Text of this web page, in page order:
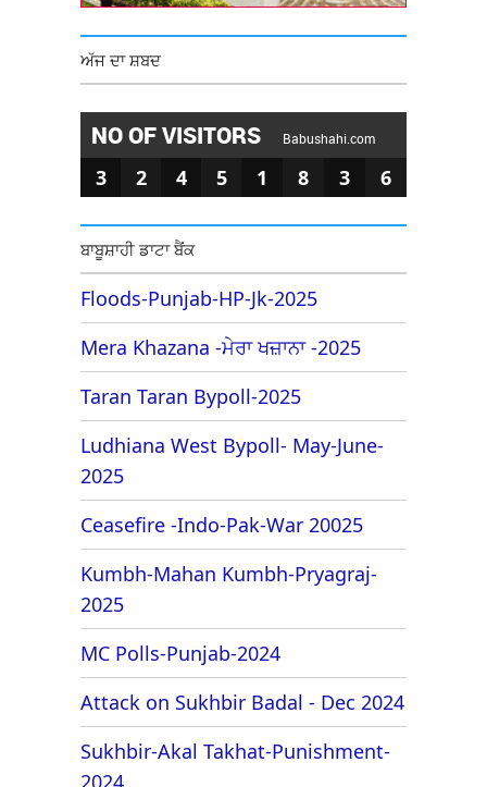
ਅੱਜ ਦਾ ਸ਼ਬਦ
NO OF VISITORS Babushahi.com
3 2 4 5 1 8 3 6
ਬਾਬੂਸ਼ਾਹੀ ਡਾਟਾ ਬੈਂਕ
Floods-Punjab-HP-Jk-2025
Mera Khazana -ਮੇਰਾ ਖਜ਼ਾਨਾ -2025
Taran Taran Bypoll-2025
Ludhiana West Bypoll- May-June-
2025
Ceasefire -Indo-Pak-War 20025
Kumbh-Mahan Kumbh-Pryagraj-
2025
MC Polls-Punjab-2024
Attack on Sukhbir Badal - Dec 2024
Sukhbir-Akal Takhat-Punishment-
2024